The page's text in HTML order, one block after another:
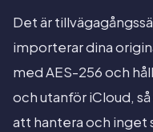
Det är
importerar dina
med AES-256 och
och utanför iCloud,
att hantera och inget